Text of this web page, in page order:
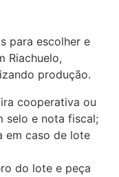
para escolher e
Riachuelo,
produção.
cooperativa ou
selo e nota fiscal;
em caso de lote
do lote e peça